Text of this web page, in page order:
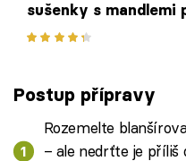
sušenky s mandlemi
Kristiny Lund
Postup přípravy
Rozemelte
– ale nedrťte je příliš